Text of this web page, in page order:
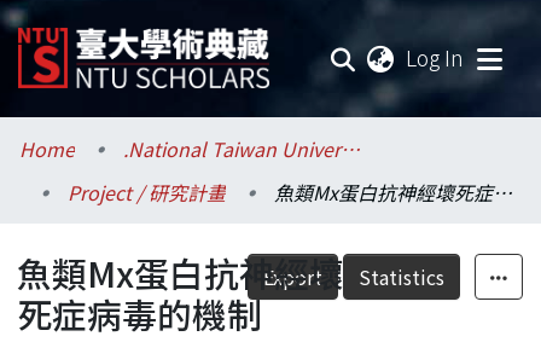
Log In
Communities & Collections
Research Outputs
Fundings & Projects
Researchers
Home
.National Taiwan University / 國立臺灣大學
Project / 研究計畫
魚類Mx蛋白抗神經壞死症病毒的機制
Export Statistics
魚類Mx蛋白抗神經壞
死症病毒的機制